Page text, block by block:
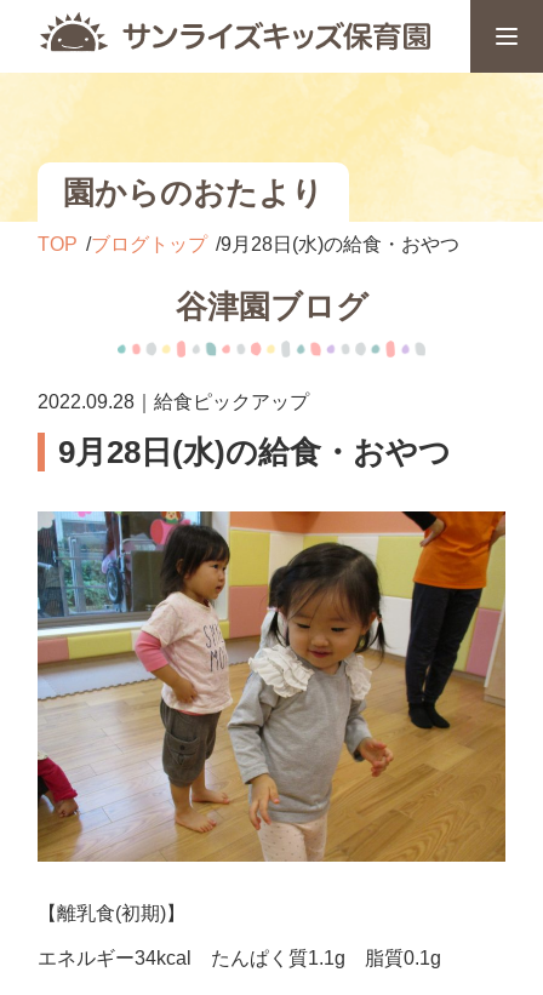
園からのおたより
TOP ブログトップ 9月28日(水)の給食・おやつ
谷津園ブログ
2022.09.28｜給食ピックアップ
9月28日(水)の給食・おやつ
【離乳食(初期)】
エネルギー34kcal たんぱく質1.1g 脂質0.1g